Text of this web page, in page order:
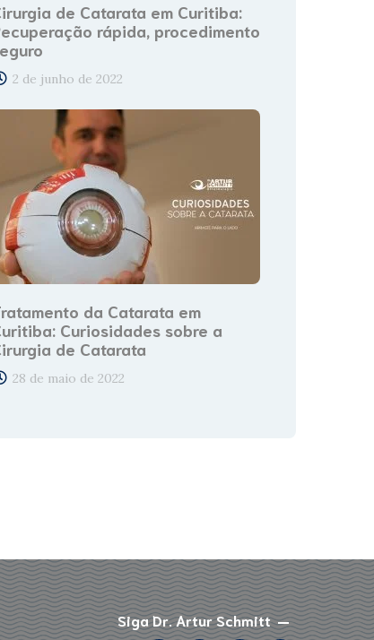
de Catarata em Curitiba:
rápida, procedimento
2 de junho de 2022
da Catarata em
Curiosidades sobre a
de Catarata
28 de maio de 2022
Siga Dr. Artur Schmitt